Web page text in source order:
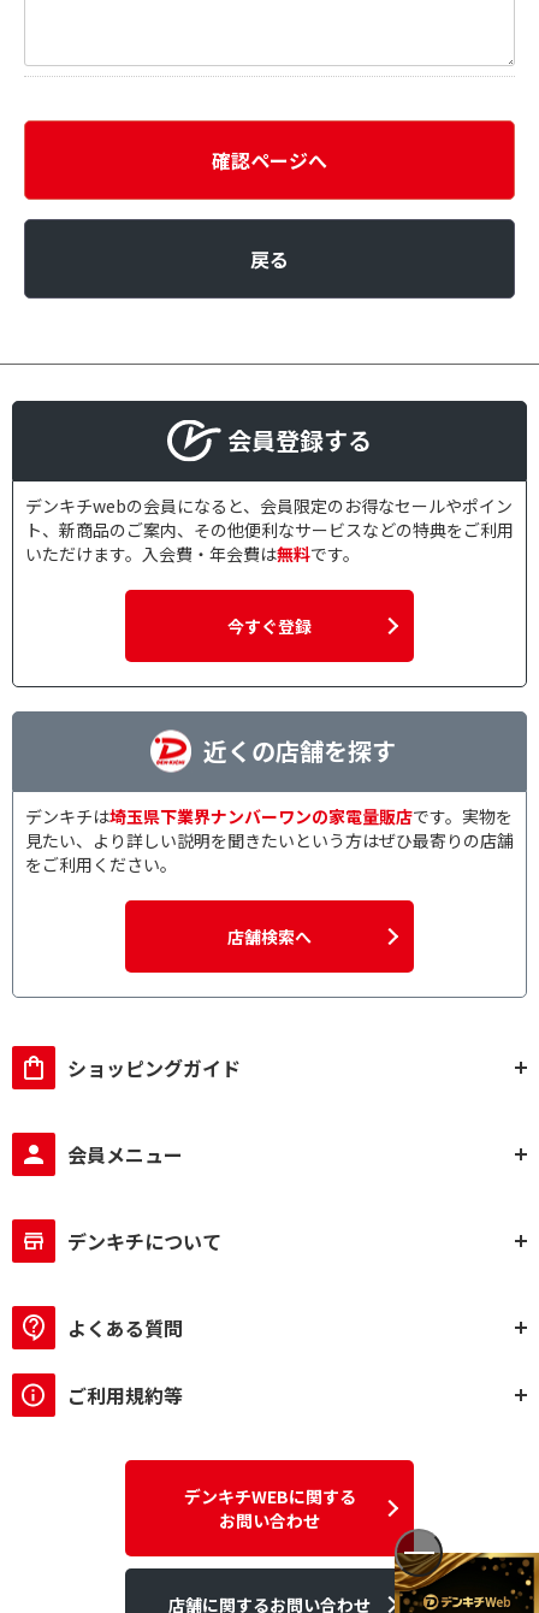
確認ページへ
戻る
会員登録する
デンキチwebの会員になると、会員限定のお得なセールやポイン
ト、新商品のご案内、その他便利なサービスなどの特典をご利用
いただけます。入会費・年会費は無料です。
今すぐ登録
近くの店舗を探す
デンキチは埼玉県下業界ナンバーワンの家電量販店です。実物を
見たい、より詳しい説明を聞きたいという方はぜひ最寄りの店舗
をご利用ください。
店舗検索へ
ショッピングガイド
会員メニュー
デンキチについて
よくある質問
ご利用規約等
デンキチWEBに関する
お問い合わせ
店舗に関するお問い合わせ